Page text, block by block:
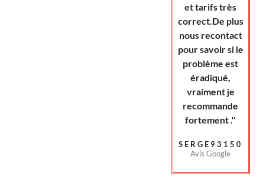
et tarifs très
correct.De plus
nous recontact
pour savoir si le
problème est
éradiqué,
vraiment je
recommande
fortement ."
SERGE93150
Avis Google